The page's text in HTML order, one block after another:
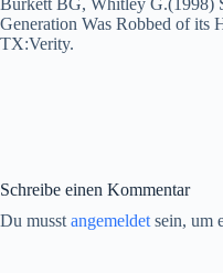
Burkett BG, Whitley G.(1998)
Generation Was Robbed of its
TX:Verity.
Schreibe einen Kommentar
Du musst angemeldet sein, um